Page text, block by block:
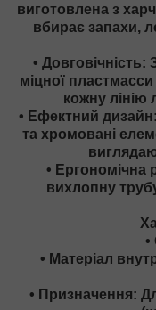
виготовлена з
вбирає запахи,
•
міцної
кожну лінію
• Ефектний
та хромовані
• Ергономічна
вихлопну
• Матеріал
• Призначення: